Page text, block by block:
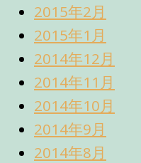
2015年2月
2015年1月
2014年12月
2014年11月
2014年10月
2014年9月
2014年8月